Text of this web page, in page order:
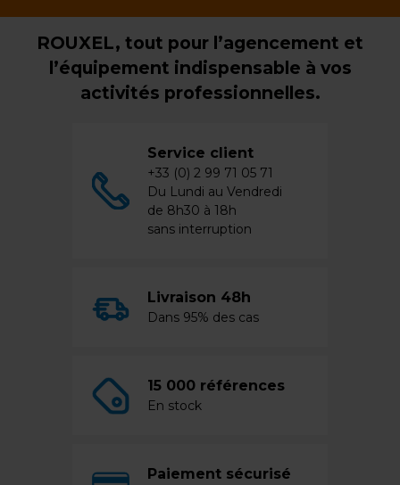
ROUXEL, tout pour l’agencement et
l’équipement indispensable à vos
activités professionnelles.
Service client
+33 (0) 2 99 71 05 71
Du Lundi au Vendredi
de 8h30 à 18h
sans interruption
Livraison 48h
Dans 95% des cas
15 000 références
En stock
Paiement sécurisé